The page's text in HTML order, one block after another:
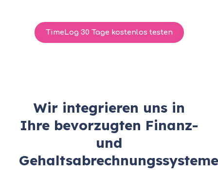
TimeLog 30 Tage kostenlos testen
Wir integrieren uns in
Ihre bevorzugten Finanz-
und
Gehaltsabrechnungssysteme